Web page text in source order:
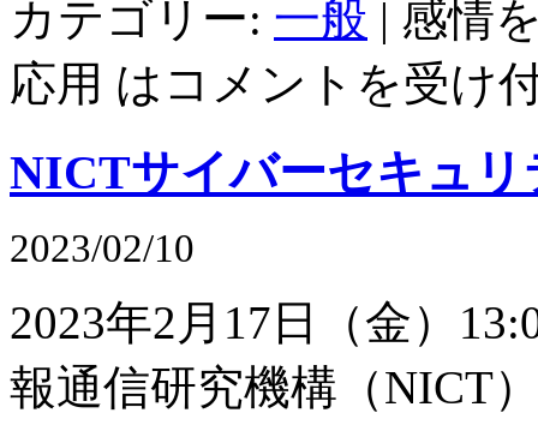
カテゴリー: 一般 | 感情
応用 は コメントを受け
NICTサイバーセキュリ
2023/02/10
2023年2月17日（金）
報通信研究機構（NICT